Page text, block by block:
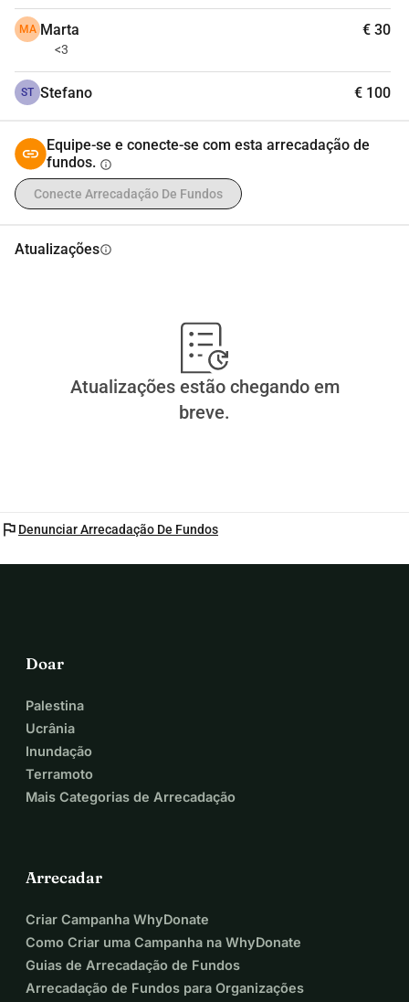
e com sua ajuda, estamos determinados a tornar isso uma
realidade <3
MA Marta € 30
<3
ST Stefano € 100
Equipe-se e conecte-se com esta arrecadação de
fundos. info
Conecte Arrecadação De Fundos
Atualizaçõesinfo
Atualizações estão chegando em
breve.
flag Denunciar Arrecadação De Fundos
Doar
Palestina
Ucrânia
Inundação
Terramoto
Mais Categorias de Arrecadação
Arrecadar
Criar Campanha WhyDonate
Como Criar uma Campanha na WhyDonate
Guias de Arrecadação de Fundos
Arrecadação de Fundos para Organizações